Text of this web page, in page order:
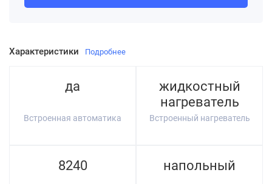
Характеристики Подробнее
да
Встроенная автоматика
жидкостный
нагреватель
Встроенный нагреватель
8240 напольный